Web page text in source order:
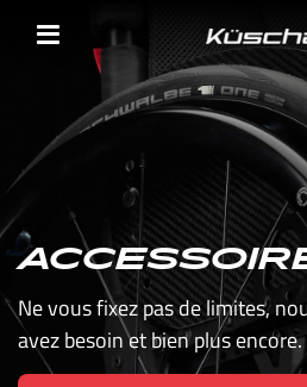
Ne vous fixez pas de limites,
avez besoin et bien plus encore.
SÉLECTIONNEZ
BELGIE
BELGIQUE